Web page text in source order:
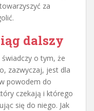
za
dalszy
o tym, że
zazwyczaj, jest dla
powodem do
czekają i którego
się do niego. Jak